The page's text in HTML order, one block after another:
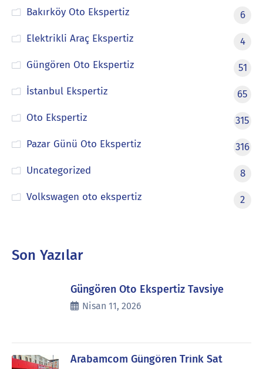
Bakırköy Oto Ekspertiz
6
Elektrikli Araç Ekspertiz
4
Güngören Oto Ekspertiz
51
İstanbul Ekspertiz
65
Oto Ekspertiz
315
Pazar Günü Oto Ekspertiz
316
Uncategorized
8
Volkswagen oto ekspertiz
2
Son Yazılar
Güngören Oto Ekspertiz Tavsiye
Nisan 11, 2026
Arabamcom Güngören Trink Sat